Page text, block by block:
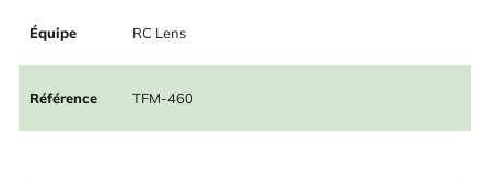
Équipe RC Lens
Référence TFM-460